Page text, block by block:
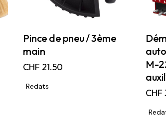
Pince de pneu / 3ème
main
CHF 21.50
Redats
M-
CHF